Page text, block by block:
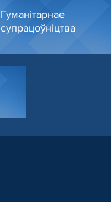
Гуманітарнае
супрацоўніцтва